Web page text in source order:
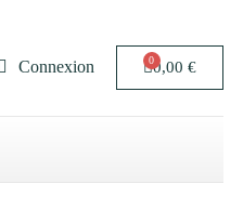
Connexion 0,00 €